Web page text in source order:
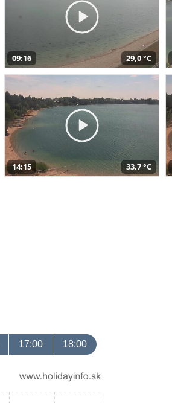
09:16 29,0 °C
14:15 33,7 °C
17:00 18:00